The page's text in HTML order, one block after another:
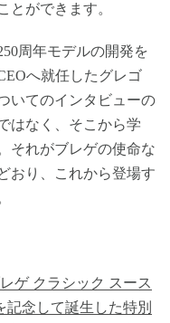
とができます。
周年モデルの開発を
へ就任したグレゴ
いてのインタビューの
はなく、そこから学
それがブレゲの使命な
おり、これから登場す
ゲ クラシック スース
記念して誕生した特別